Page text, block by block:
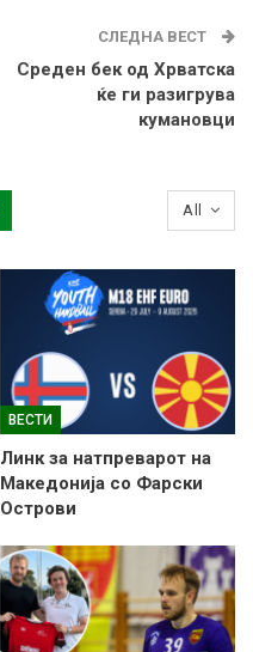
СЛЕДНА ВЕСТ
Среден бек од Хрватска
ќе ги разигрува
кумановци
All
ВЕСТИ
Линк за натпреварот на
Македонија со Фарски
Острови